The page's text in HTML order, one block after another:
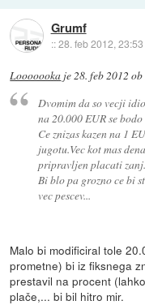
Grumf
::28. feb 2012, 23:53
Looooooka je28. feb 2012
Dvomim da so vecji
na 20.000 EUR se
Ce znizas kazen na 1
jugotu.Vec kot mas
pripravljen placati zanj.
Bi blo pa grozno ce bi
vec pescev...
Malo bi modificiral tole
prometne) bi iz fiksnega
prestavil na procent
plače,... bi bil hitro mir.